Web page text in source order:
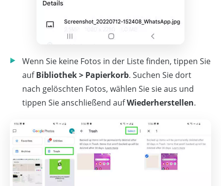
Wenn Sie keine Fotos in der Liste finden, tippen Sie
aufBibliothek > Papierkorb. Suchen Sie dort
nach gelöschten Fotos, wählen Sie sie aus und
tippen Sie anschließend aufWiederherstellen.